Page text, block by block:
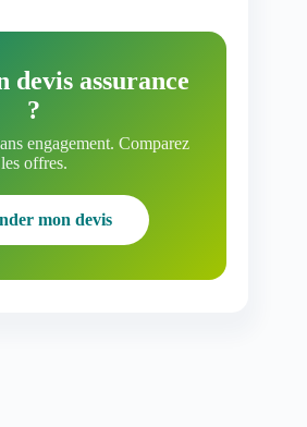
devis assurance
?
engagement. Comparez
les offres.
mon devis